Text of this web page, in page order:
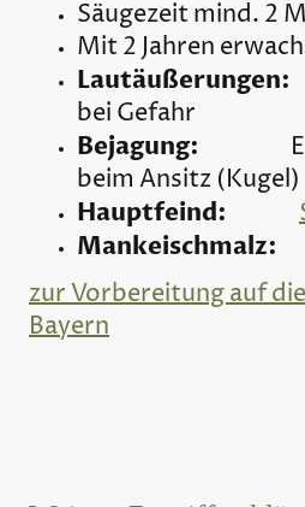
Säugezeit mind. 2
Mit 2 Jahren
Lautäußerungen:
bei Gefahr
Bejagung:
beim Ansitz (Kugel)
Hauptfeind:
Mankeischmalz:
zur Vorbereitung auf
Bayern